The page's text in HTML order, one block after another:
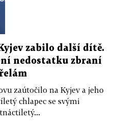
zabilo další dítě.
nedostatku zbraní
zaútočilo na Kyjev a jeho
chlapec se svými